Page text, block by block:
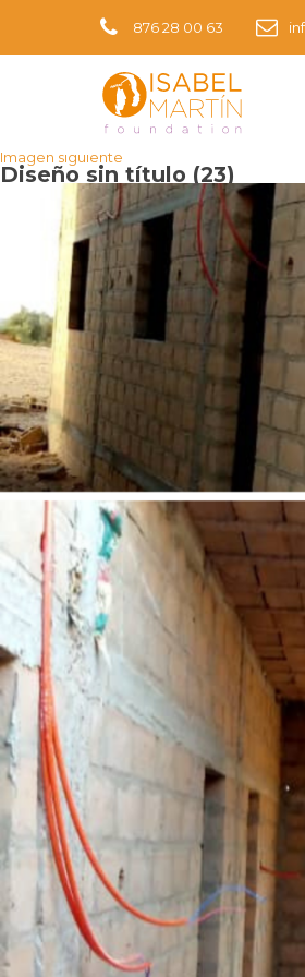
876 28 00 63
Imagen siguiente
Diseño sin título (23)